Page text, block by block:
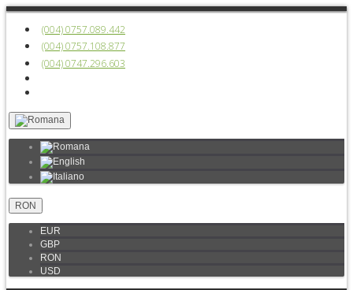
(004) 0757.089.442
(004) 0757.108.877
(004) 0747.296.603
RON
EUR
GBP
RON
USD